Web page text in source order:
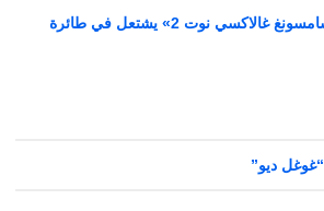
غالاكسي نوت 2» يشتعل في طائرة
ديو”